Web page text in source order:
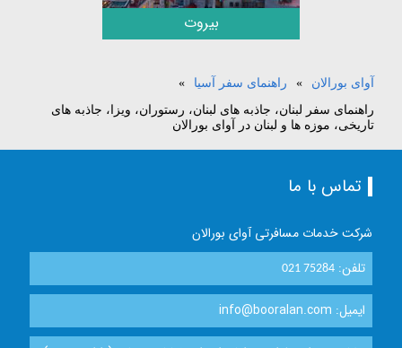
بیروت
آوای بورالان » راهنمای سفر آسیا
»
راهنمای سفر لبنان، جاذبه های لبنان، رستوران، ویزا، جاذبه های
تاریخی، موزه ها و لبنان در آوای بورالان
تماس با ما
شرکت خدمات مسافرتی آوای بورالان
تلفن:021 75284
ایمیل: info@booralan.com